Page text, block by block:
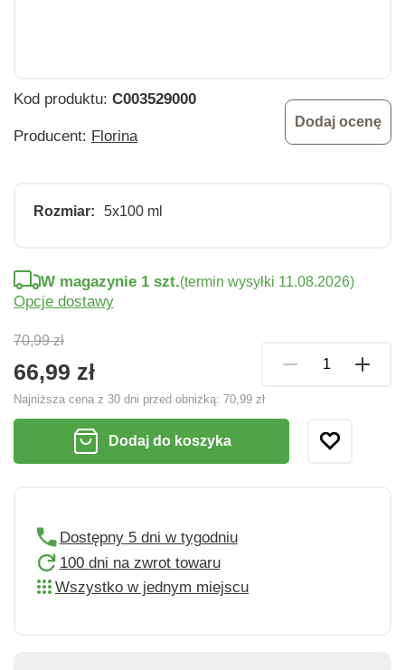
Kod produktu: C003529000
Producent: Florina
Dodaj ocenę
Rozmiar: 5x100 ml
70,99 zł
66,99 zł
Najniższa cena z 30 dni przed obniżką: 70,99 zł
W magazynie 1 szt.(termin wysyłki 11.08.2026)
Opcje dostawy
Dodaj do koszyka
Dostępny 5 dni w tygodniu
100 dni na zwrot towaru
Wszystko w jednym miejscu